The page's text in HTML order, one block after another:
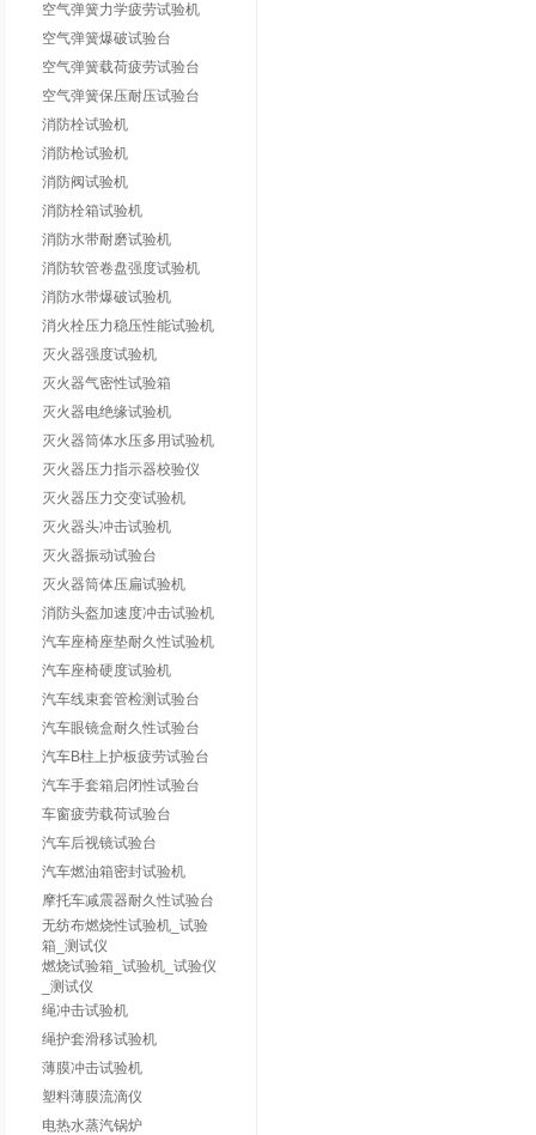
空气弹簧力学疲劳试验机
空气弹簧爆破试验台
空气弹簧载荷疲劳试验台
空气弹簧保压耐压试验台
消防栓试验机
消防枪试验机
消防阀试验机
消防栓箱试验机
消防水带耐磨试验机
消防软管卷盘强度试验机
消防水带爆破试验机
消火栓压力稳压性能试验机
灭火器强度试验机
灭火器气密性试验箱
灭火器电绝缘试验机
灭火器筒体水压多用试验机
灭火器压力指示器校验仪
灭火器压力交变试验机
灭火器头冲击试验机
灭火器振动试验台
灭火器筒体压扁试验机
消防头盔加速度冲击试验机
汽车座椅座垫耐久性试验机
汽车座椅硬度试验机
汽车线束套管检测试验台
汽车眼镜盒耐久性试验台
汽车B柱上护板疲劳试验台
汽车手套箱启闭性试验台
车窗疲劳载荷试验台
汽车后视镜试验台
汽车燃油箱密封试验机
摩托车减震器耐久性试验台
无纺布燃烧性试验机_试验
箱_测试仪
燃烧试验箱_试验机_试验仪
_测试仪
绳冲击试验机
绳护套滑移试验机
薄膜冲击试验机
塑料薄膜流滴仪
电热水蒸汽锅炉